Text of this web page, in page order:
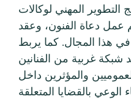
التطوير المهني لوكالات
عمل دعاة الفنون، وعقد
في هذا المجال. كما يربط
غربية من الفنانين
والمؤثرين داخل
الوعي بالقضايا المتعلقة